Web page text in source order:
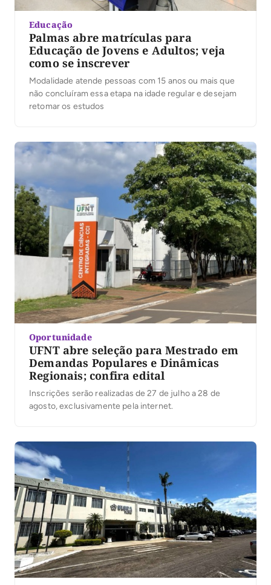
Educação
Palmas abre matrículas para
Educação de Jovens e Adultos; veja
como se inscrever
Modalidade atende pessoas com 15 anos ou mais que
não concluíram essa etapa na idade regular e desejam
retomar os estudos
Oportunidade
UFNT abre seleção para Mestrado em
Demandas Populares e Dinâmicas
Regionais; confira edital
Inscrições serão realizadas de 27 de julho a 28 de
agosto, exclusivamente pela internet.